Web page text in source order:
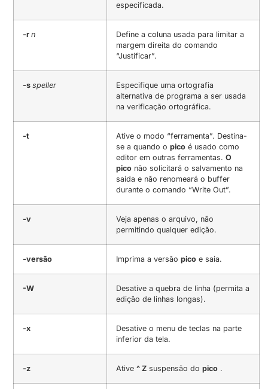
especificada.
-rn
Define a coluna usada para limitar a
margem direita do comando
“Justificar”.
-sspeller
Especifique uma ortografia
alternativa de programa a ser usada
na verificação ortográfica.
-t
Ative o modo “ferramenta”. Destina-
se a quando opico é usado como
editor em outras ferramentas.O
pico não solicitará o salvamento na
saída e não renomeará o buffer
durante o comando “Write Out”.
-v
Veja apenas o arquivo, não
permitindo qualquer edição.
-versão Imprima a versãopico e saia.
-W
Desative a quebra de linha (permita a
edição de linhas longas).
-x
Desative o menu de teclas na parte
inferior da tela.
-z Ative^ Z suspensão dopico .